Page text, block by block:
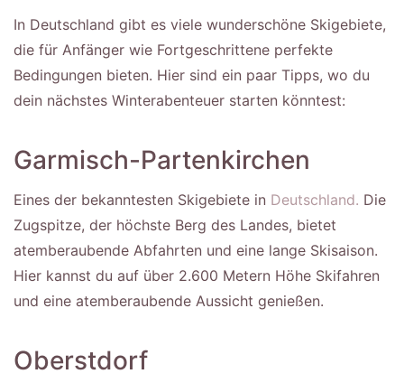
In Deutschland gibt es viele wunderschöne Skigebiete,
die für Anfänger wie Fortgeschrittene perfekte
Bedingungen bieten. Hier sind ein paar Tipps, wo du
dein nächstes Winterabenteuer starten könntest:
Garmisch-Partenkirchen
Eines der bekanntesten Skigebiete in Deutschland. Die
Zugspitze, der höchste Berg des Landes, bietet
atemberaubende Abfahrten und eine lange Skisaison.
Hier kannst du auf über 2.600 Metern Höhe Skifahren
und eine atemberaubende Aussicht genießen.
Oberstdorf